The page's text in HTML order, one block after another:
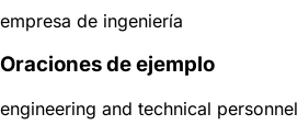
empresa de ingeniería
Oraciones de ejemplo
engineering and technical personnel